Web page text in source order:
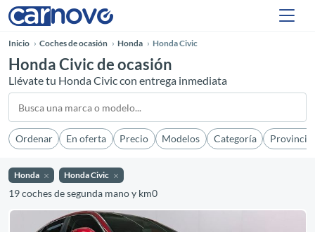
Inicio Coches de ocasión Honda Honda Civic
Honda Civic de ocasión
Llévate tu Honda Civic con entrega inmediata
Ordenar En oferta Precio Modelos Categoría Provincia
Honda Honda Civic
19 coches de segunda mano y km0